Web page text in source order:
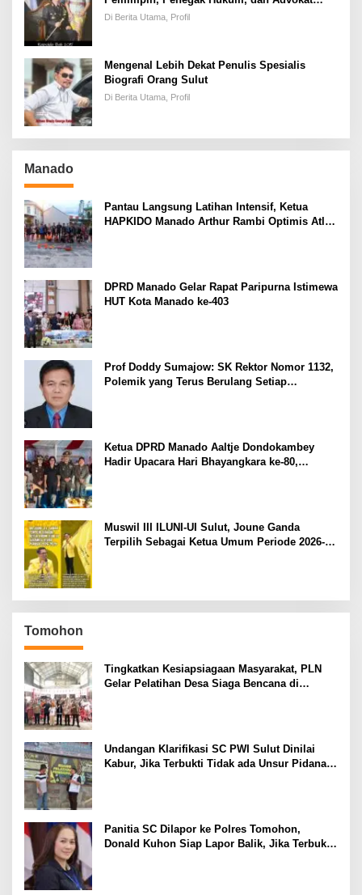
Keadilan
Di Berita Utama, Profil
Mengenal Lebih Dekat Penulis Spesialis
Biografi Orang Sulut
Di Berita Utama, Profil
Manado
Pantau Langsung Latihan Intensif, Ketua
HAPKIDO Manado Arthur Rambi Optimis Atlet
DPRD Manado Gelar Rapat Paripurna Istimewa
HUT Kota Manado ke-403
Prof Doddy Sumajow: SK Rektor Nomor 1132,
Polemik yang Terus Berulang Setiap
Ketua DPRD Manado Aaltje Dondokambey
Hadir Upacara Hari Bhayangkara ke-80,
Muswil III ILUNI-UI Sulut, Joune Ganda
Terpilih Sebagai Ketua Umum Periode 2026-
Tomohon
Tingkatkan Kesiapsiagaan Masyarakat, PLN
Gelar Pelatihan Desa Siaga Bencana di
Undangan Klarifikasi SC PWI Sulut Dinilai
Kabur, Jika Terbukti Tidak ada Unsur Pidana
Panitia SC Dilapor ke Polres Tomohon,
Donald Kuhon Siap Lapor Balik, Jika Terbukti